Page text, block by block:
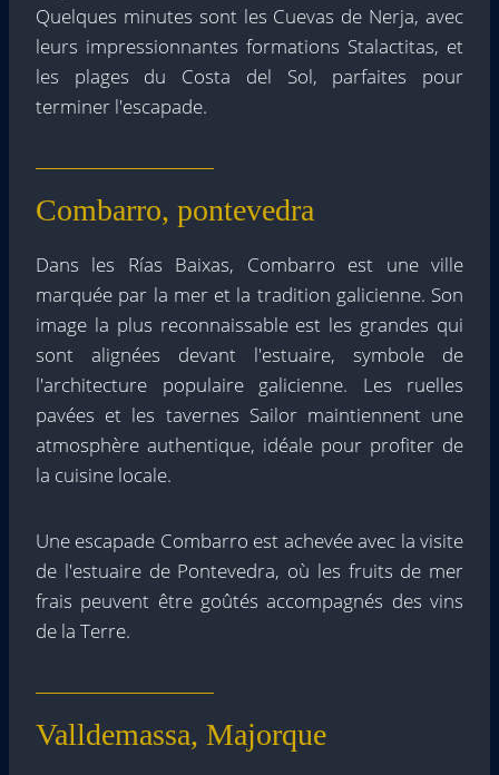
Quelques minutes sont les Cuevas de Nerja, avec
leurs impressionnantes formations Stalactitas, et
les plages du Costa del Sol, parfaites pour
terminer l'escapade.
Combarro, pontevedra
Dans les Rías Baixas, Combarro est une ville
marquée par la mer et la tradition galicienne. Son
image la plus reconnaissable est les grandes qui
sont alignées devant l'estuaire, symbole de
l'architecture populaire galicienne. Les ruelles
pavées et les tavernes Sailor maintiennent une
atmosphère authentique, idéale pour profiter de
la cuisine locale.
Une escapade Combarro est achevée avec la visite
de l'estuaire de Pontevedra, où les fruits de mer
frais peuvent être goûtés accompagnés des vins
de la Terre.
Valldemassa, Majorque